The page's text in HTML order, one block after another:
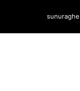
content